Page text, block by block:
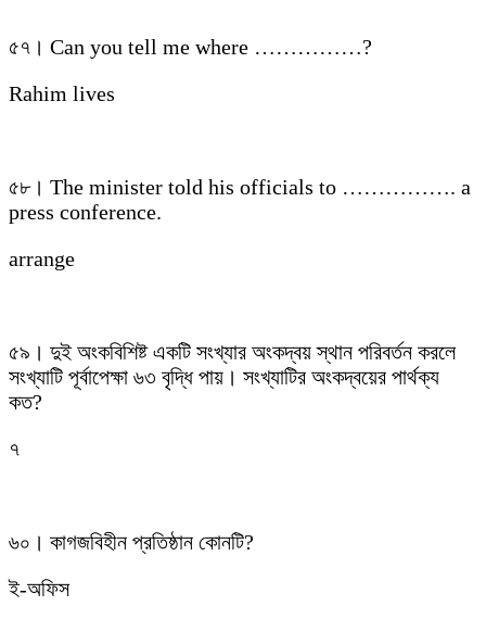
৫৭। Can you tell me where ……………?
Rahim lives
৫৮। The minister told his officials to ……………. a
press conference.
arrange
৫৯। দুই অংকবিশিষ্ট একটি সংখ্যার অংকদ্বয় স্থান পরিবর্তন করলে
সংখ্যাটি পূর্বাপেক্ষা ৬৩ বৃদ্ধি পায়। সংখ্যাটির অংকদ্বয়ের পার্থক্য
কত?
৭
৬০। কাগজবিহীন প্রতিষ্ঠান কোনটি?
ই-অফিস